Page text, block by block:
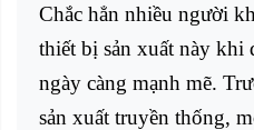
Chắc hẳn nhiều người
thiết bị sản xuất này khi
ngày càng mạnh mẽ.
sản xuất truyền thống,